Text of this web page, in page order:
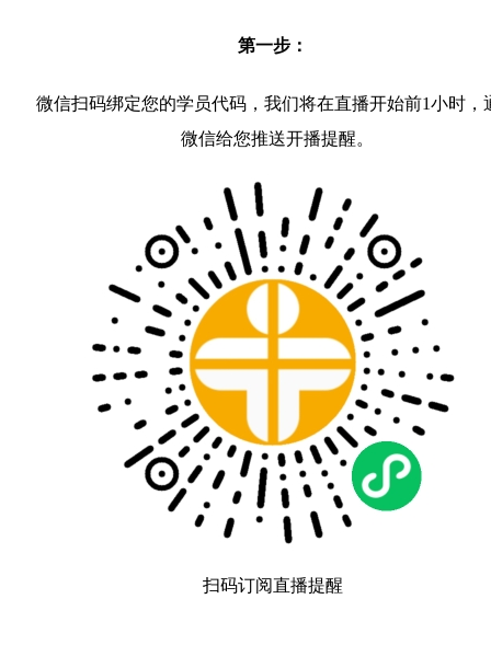
第一步：
微信扫码绑定您的学员代码，我们将在直播开始前1小时，
微信给您推送开播提醒。
扫码订阅直播提醒